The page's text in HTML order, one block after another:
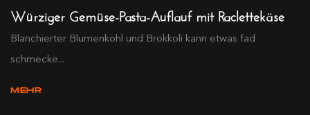
Würziger Gemüse-Pasta-Auflauf mit Raclettekäse
Blanchierter Blumenkohl und Brokkoli kann etwas fad
schmecke...
MEHR